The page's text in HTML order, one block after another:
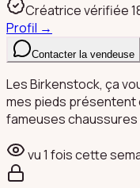
Créatrice vérifiée
Profil →
Contacter la vendeuse
Les Birkenstock, ça
mes pieds
fameuses chaussures
vu1 fois cette